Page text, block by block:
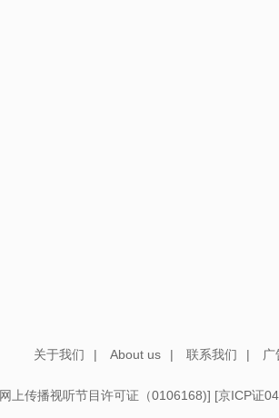
关于我们 | About us | 联系我们 |
网上传播视听节目许可证（0106168)] [京ICP证